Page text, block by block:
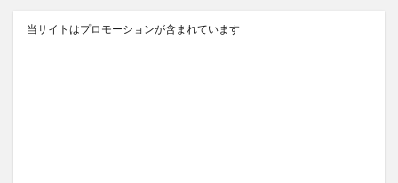
当サイトはプロモーションが含まれています